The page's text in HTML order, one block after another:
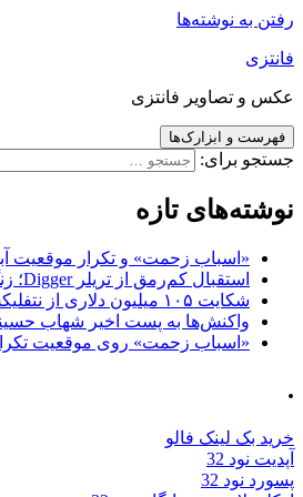
رفتن به نوشته‌ها
فانتزی
عکس و تصاویر فانتزی
فهرست و ابزارک‌ها
جستجو برای:
نوشته‌های تازه
«اسباب زحمت» و تکرار موقعیت آبروداری
استقبال کم‌رمق از تریلر Digger؛ زنگ خطر برای فیلم جدید تام کروز و برادران وارنر
شکایت ۱۰۵ میلیون دلاری از نتفلیکس؛ هارددیسک حاوی فیلم جدید نیکلاس کیج به سرقت رفت
واکنش‌ها به پست اخیر شهاب
«اسباب زحمت» روی موقعیت تکراری
.
خرید بک لینک فالو
آپدیت نود 32
پسورد نود 32